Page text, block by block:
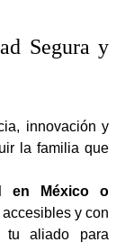
Segura y
innovación y
la familia que
en México o
y con
aliado para